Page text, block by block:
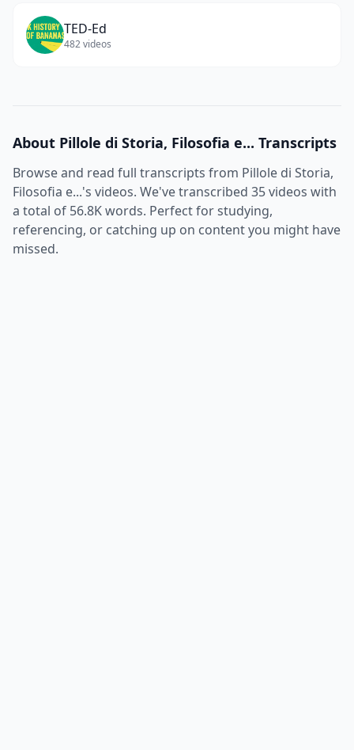
TED-Ed
482videos
About Pillole di Storia, Filosofia e... Transcripts
Browse and read full transcripts from Pillole di Storia,
Filosofia e...'s videos. We've transcribed 35videos with
a total of 56.8Kwords. Perfect for studying,
referencing, or catching up on content you might have
missed.